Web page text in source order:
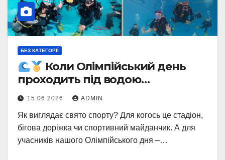
БЕЗ КАТЕГОРІЇ
Коли Олімпійський день
проходить під водою…
15.06.2026 ADMIN
Як виглядає свято спорту? Для когось це стадіон,
бігова доріжка чи спортивний майданчик. А для
учасників нашого Олімпійського дня –…